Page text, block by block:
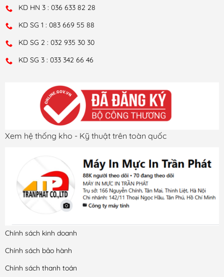
KD HN 3 : 036 633 82 28
KD SG 1 : 083 669 55 88
KD SG 2 : 032 935 30 30
KD SG 3 : 033 342 66 46
Xem hệ thống kho - Kỹ thuật trên toàn quốc
Chính sách kinh doanh
Chính sách bảo hành
Chính sách thanh toán